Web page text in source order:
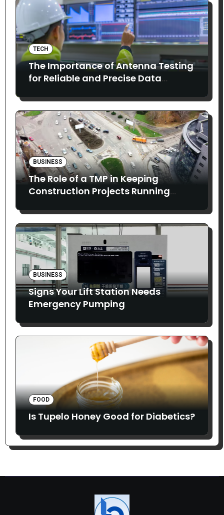
TECH
The Importance of Antenna Testing
for Reliable and Precise Data
BUSINESS
The Role of a TMP in Keeping
Construction Projects Running
BUSINESS
Signs Your Lift Station Needs
Emergency Pumping
FOOD
Is Tupelo Honey Good for Diabetics?